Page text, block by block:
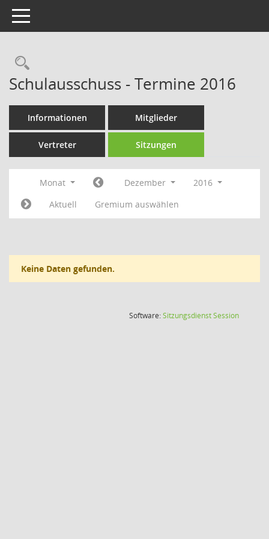
Toggle navigation
Rechercheauswahl
Schulausschuss - Termine 2016
Informationen Mitglieder
Vertreter Sitzungen
Monat Dezember
2016
Aktuell
Gremium auswählen
Keine Daten gefunden.
Software:SitzungsdienstSession(Wird in